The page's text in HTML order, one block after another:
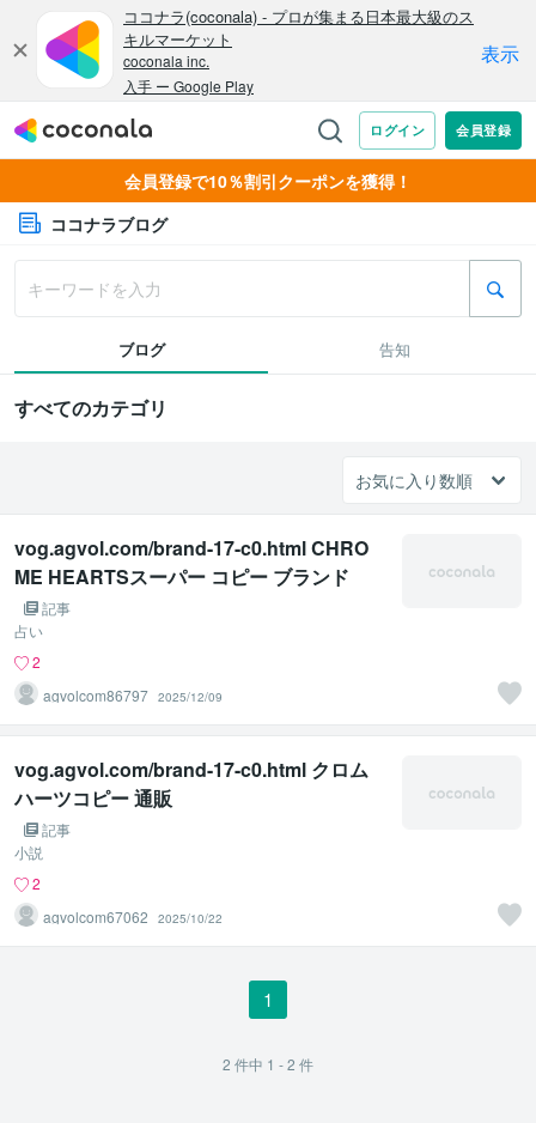
会員登録で10％割引クーポンを獲得！
ココナラブログ
ブログ 告知
すべてのカテゴリ
vog.agvol.com/brand-17-c0.html CHRO
ME HEARTSスーパー コピー ブランド
記事
占い
2
agvolcom86797 2025/12/09
vog.agvol.com/brand-17-c0.html クロム
ハーツコピー 通販
記事
小説
2
agvolcom67062
2025/10/22
1
2 件中 1 - 2 件